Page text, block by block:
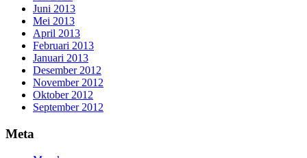
Juni 2013
Mei 2013
April 2013
Februari 2013
Januari 2013
Desember 2012
November 2012
Oktober 2012
September 2012
Meta